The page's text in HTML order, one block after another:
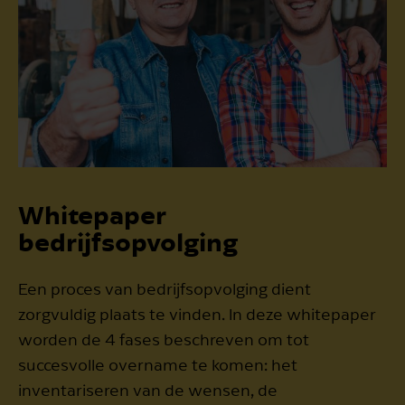
Whitepaper
bedrijfsopvolging
Een proces van bedrijfsopvolging dient
zorgvuldig plaats te vinden. In deze whitepaper
worden de 4 fases beschreven om tot
succesvolle overname te komen: het
inventariseren van de wensen, de